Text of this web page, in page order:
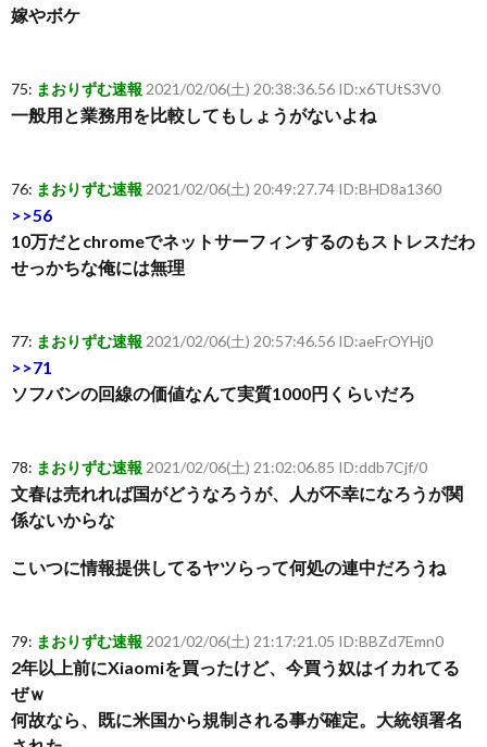
嫁やボケ
75: まおりずむ速報 2021/02/06(土) 20:38:36.56 ID:x6TUtS3V0
一般用と業務用を比較してもしょうがないよね
76: まおりずむ速報 2021/02/06(土) 20:49:27.74 ID:BHD8a1360
>>56
10万だとchromeでネットサーフィンするのもストレスだわ
せっかちな俺には無理
77: まおりずむ速報 2021/02/06(土) 20:57:46.56 ID:aeFrOYHj0
>>71
ソフバンの回線の価値なんて実質1000円くらいだろ
78: まおりずむ速報 2021/02/06(土) 21:02:06.85 ID:ddb7Cjf/0
文春は売れれば国がどうなろうが、人が不幸になろうが関
係ないからな
こいつに情報提供してるヤツらって何処の連中だろうね
79: まおりずむ速報 2021/02/06(土) 21:17:21.05 ID:BBZd7Emn0
2年以上前にXiaomiを買ったけど、今買う奴はイカれてる
ぜｗ
何故なら、既に米国から規制される事が確定。大統領署名